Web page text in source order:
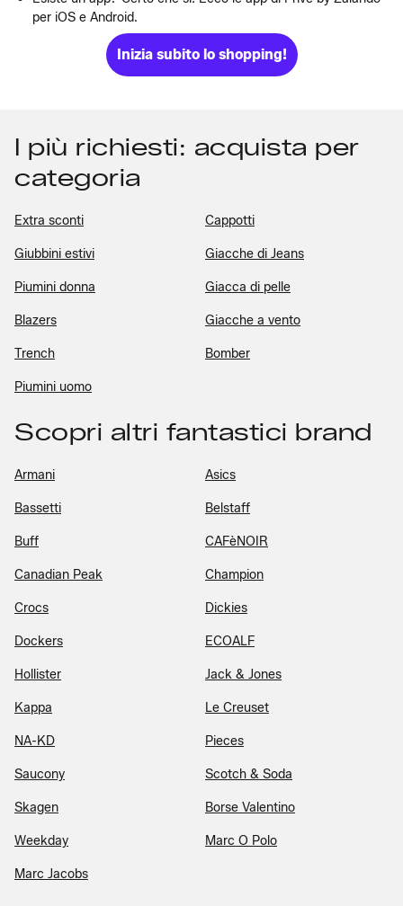
per iOS e Android.
Inizia subito lo shopping!
I più richiesti: acquista per
categoria
Extra sconti Cappotti
Giubbini estivi Giacche di Jeans
Piumini donna Giacca di pelle
Blazers Giacche a vento
Trench Bomber
Piumini uomo
Scopri altri fantastici brand
Armani Asics
Bassetti Belstaff
Buff CAFèNOIR
Canadian Peak Champion
Crocs Dickies
Dockers ECOALF
Hollister Jack & Jones
Kappa Le Creuset
NA-KD Pieces
Saucony Scotch & Soda
Skagen Borse Valentino
Weekday Marc O Polo
Marc Jacobs